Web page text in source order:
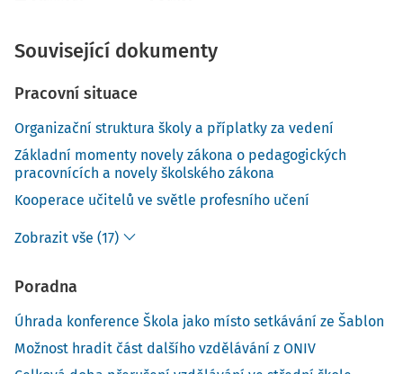
Související dokumenty
Pracovní situace
Organizační struktura školy a příplatky za vedení
Základní momenty novely zákona o pedagogických
pracovnících a novely školského zákona
Kooperace učitelů ve světle profesního učení
Zobrazit vše (17)
Poradna
Úhrada konference Škola jako místo setkávání ze Šablon
Možnost hradit část dalšího vzdělávání z ONIV